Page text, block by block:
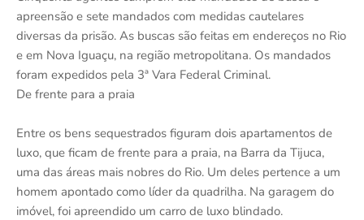
apreensão e sete mandados com medidas cautelares
diversas da prisão. As buscas são feitas em endereços no Rio
e em Nova Iguaçu, na região metropolitana. Os mandados
foram expedidos pela 3ª Vara Federal Criminal.
De frente para a praia
Entre os bens sequestrados figuram dois apartamentos de
luxo, que ficam de frente para a praia, na Barra da Tijuca,
uma das áreas mais nobres do Rio. Um deles pertence a um
homem apontado como líder da quadrilha. Na garagem do
imóvel, foi apreendido um carro de luxo blindado.